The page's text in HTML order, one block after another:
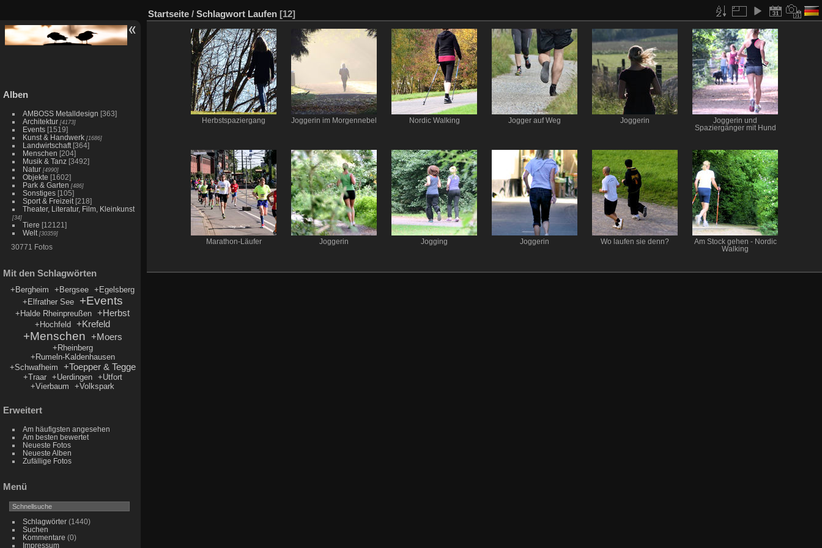
Alben
AMBOSS Metalldesign [363]
Architektur [4173]
Events [1519]
Kunst & Handwerk [1686]
Landwirtschaft [364]
Menschen [204]
Musik & Tanz [3492]
Natur [4990]
Objekte [1602]
Park & Garten [486]
Sonstiges [105]
Sport & Freizeit [218]
Theater, Literatur, Film, Kleinkunst
[34]
Tiere [12121]
Welt [30359]
30771 Fotos
Mit den Schlagwörten
+Bergheim +Bergsee
+Egelsberg
+Elfrather See
+Events
+Halde Rheinpreußen +Herbst
+Hochfeld +Krefeld
+Menschen +Moers
+Rheinberg
+Rumeln-Kaldenhausen
+Schwafheim
+Toepper & Tegge
+Traar +Uerdingen
+Utfort
+Vierbaum
+Volkspark
Erweitert
Am häufigsten angesehen
Am besten bewertet
Neueste Fotos
Neueste Alben
Zufällige Fotos
Menü
Schlagwörter(1440)
Suchen
Kommentare (0)
Impressum
Startseite / Schlagwort Laufen [12]
Herbstspaziergang Joggerin im Morgennebel Nordic Walking Jogger auf Weg Joggerin
Joggerin und
Spaziergänger mit Hund
Marathon-Läufer Joggerin Jogging Joggerin Wo laufen sie denn?
Am Stock gehen - Nordic
Walking